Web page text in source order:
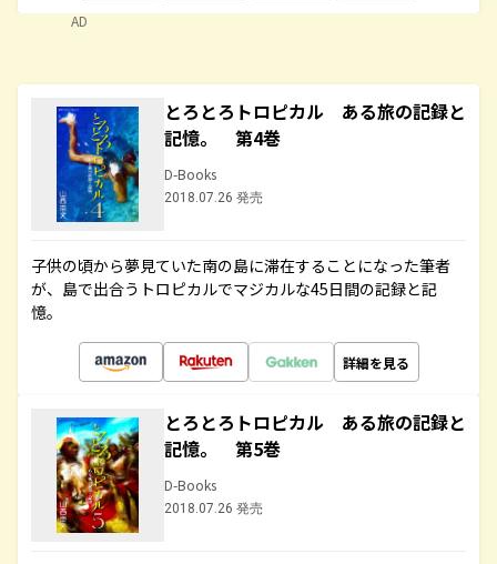
AD
とろとろトロピカル ある旅の記録と
記憶。 第4巻
D-Books
2018.07.26 発売
子供の頃から夢見ていた南の島に滞在することになった筆者
が、島で出合うトロピカルでマジカルな45日間の記録と記
憶。
詳細を見る
とろとろトロピカル ある旅の記録と
記憶。 第5巻
D-Books
2018.07.26 発売